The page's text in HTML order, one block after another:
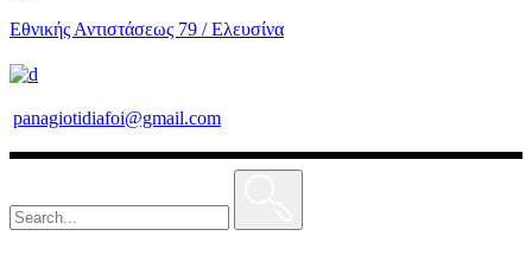
Εθνικής Αντιστάσεως 79 / Ελευσίνα
panagiotidiafoi@gmail.com